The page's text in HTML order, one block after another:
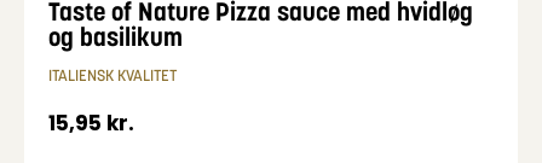
Taste of Nature Pizza sauce med hvidløg
og basilikum
ITALIENSK KVALITET
15,95 kr.